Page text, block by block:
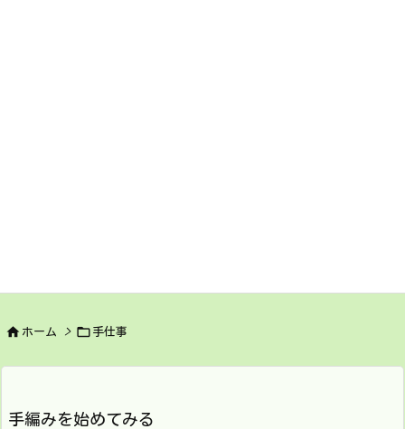
 ホーム >  手仕事
手編みを始めてみる